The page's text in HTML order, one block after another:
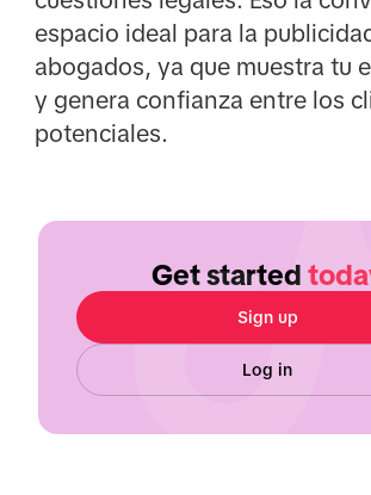
espacio ideal para la
abogados, ya que muestra tu
y genera confianza entre los
potenciales.
Get started
Sign up
Log in